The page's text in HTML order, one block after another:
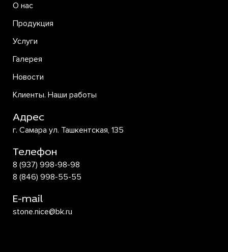
О нас
Продукция
Услуги
Галерея
Новости
Клиенты. Наши работы
Адрес
г. Самара ул. Ташкентская, 135
Телефон
8 (937) 998-98-98
8 (846) 998-55-55
E-mail
stone.nice@bk.ru